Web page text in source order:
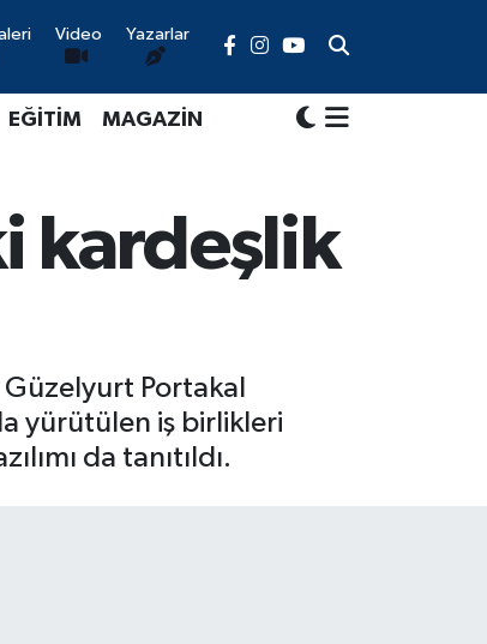
Video Yazarlar
EĞİTİM MAGAZİN
kardeşlik
Portakal
yürütülen iş birlikleri
da tanıtıldı.